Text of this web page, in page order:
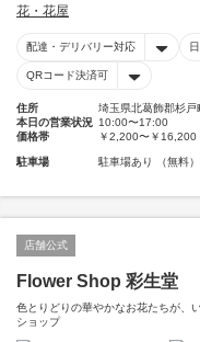
花・花屋
配達・デリバリー対応
QRコード決済可
住所
埼玉県北葛飾郡杉戸
本日の営業状況 10:00〜17:00
価格帯
￥2,200〜￥16,200
駐車場 駐車場あり （無料）
店舗公式
Flower Shop 彩生堂
色とりどりの華やかなお花たちが、
ショップ